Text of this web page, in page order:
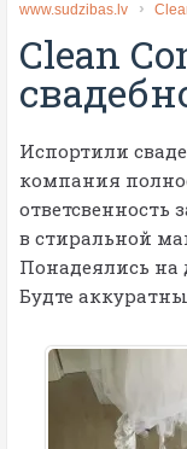
www.sudzibas.lv
Clean
Испортили
компания
ответсвенность
в стиральной
Понадеялись на
Будте